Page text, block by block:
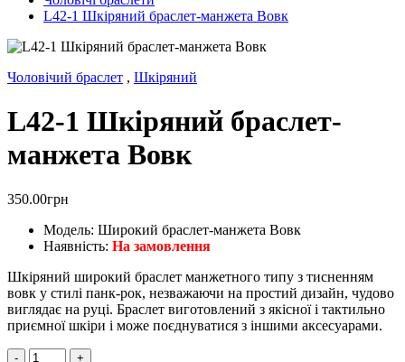
L42-1 Шкіряний браслет-манжета Вовк
Чоловічий браслет , Шкіряний
L42-1 Шкіряний браслет-
манжета Вовк
350.00грн
Модель: Широкий браслет-манжета Вовк
Наявність: На замовлення
Шкіряний широкий браслет манжетного типу з тисненням
вовк у стилі панк-рок, незважаючи на простий дизайн, чудово
виглядає на руці. Браслет виготовлений з якісної і тактильно
приємної шкіри і може поєднуватися з іншими аксесуарами.